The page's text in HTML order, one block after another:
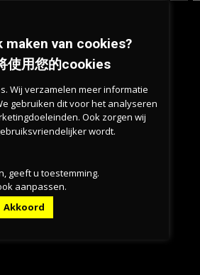
。邻国德国排名第
，劳动力市场不
maken van cookies?
使用您的cookies
Wij verzamelen meer informatie
gebruiken dit voor het analyseren
Ook zorgen wij
wordt.
geeft u toestemming.
aanpassen.
Akkoord